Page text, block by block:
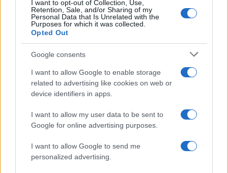
I want to opt-out of Collection, Use,
Retention, Sale, and/or Sharing of my
Personal Data that Is Unrelated with the
Purposes for which it was collected.
Opted Out
Google consents
I want to allow Google to enable storage
related to advertising like cookies on web or
device identifiers in apps.
I want to allow my user data to be sent to
Google for online advertising purposes.
I want to allow Google to send me
personalized advertising.
Αγνοείται ερασιτέχνης ψαράς στη Σαλαμίνα